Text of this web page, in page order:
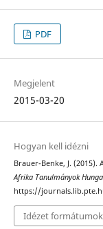
PDF
Megjelent
2015-03-20
Hogyan kell idézni
Brauer-Benke, J.
Afrika Tanulmányok
https://
Idézet formátumok